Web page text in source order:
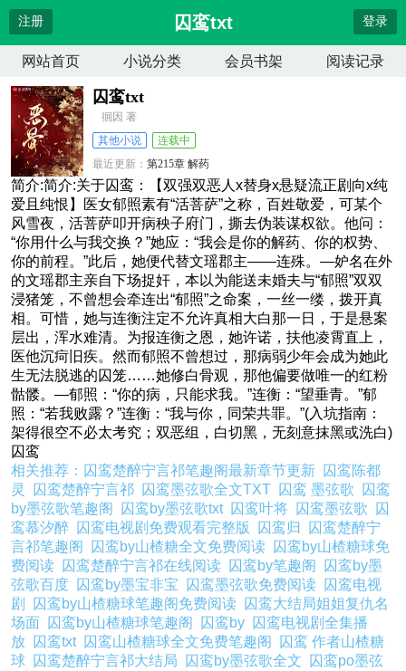
注册 囚鸾txt 登录
网站首页 小说分类 会员书架 阅读记录
囚鸾txt
徊因 著
其他小说
连载中
最近更新：第215章 解药
更新时间：
2026-04-14 07:51:20
简介:简介:关于囚鸾：【双强双恶人x替身x悬疑流正剧向x纯
爱且纯恨】医女郁照素有“活菩萨”之称，百姓敬爱，可某个
风雪夜，活菩萨叩开病秧子府门，撕去伪装谋权欲。他问：
“你用什么与我交换？”她应：“我会是你的解药、你的权势、
你的前程。”此后，她便代替文瑶郡主——连殊。—妒名在外
的文瑶郡主亲自下场捉奸，本以为能送未婚夫与“郁照”双双
浸猪笼，不曾想会牵连出“郁照”之命案，一丝一缕，拨开真
相。可惜，她与连衡注定不允许真相大白那一日，于是悬案
层出，浑水难清。为报连衡之恩，她许诺，扶他凌霄直上，
医他沉疴旧疾。然而郁照不曾想过，那病弱少年会成为她此
生无法脱逃的囚笼……她修白骨观，那他偏要做唯一的红粉
骷髅。—郁照：“你的病，只能求我。”连衡：“望垂青。”郁
照：“若我败露？”连衡：“我与你，同荣共罪。”(入坑指南：
架得很空不必太考究；双恶组，白切黑，无刻意抹黑或洗白)
囚鸾
相关推荐： 囚鸾楚醉宁言祁笔趣阁最新章节更新 囚鸾陈都
灵
囚鸾楚醉宁言祁 囚鸾墨弦歌全文TXT 囚鸾 墨弦歌
囚鸾
by墨弦歌笔趣阁
囚鸾by墨弦歌txt 囚鸾叶将 囚鸾墨弦歌
囚
鸾慕汐醉 囚鸾电视剧免费观看完整版 囚鸾归
囚鸾楚醉宁
言祁笔趣阁
囚鸾by山楂糖全文免费阅读 囚鸾by山楂糖球免
费阅读 囚鸾楚醉宁言祁在线阅读 囚鸾by笔趣阁
囚鸾by墨
弦歌百度 囚鸾by墨宝非宝 囚鸾墨弦歌免费阅读 囚鸾电视
剧
囚鸾by山楂糖球笔趣阁免费阅读 囚鸾大结局姐姐复仇名
场面 囚鸾by山楂糖球笔趣阁 囚鸾by 囚鸾电视剧全集播
放 囚鸾txt 囚鸾山楂糖球全文免费笔趣阁
囚鸾 作者山楂糖
球 囚鸾楚醉宁言祁大结局 囚鸾by墨弦歌全文
囚鸾po墨弦